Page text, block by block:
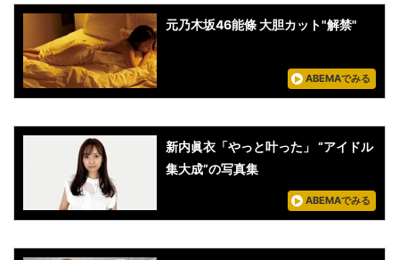
元乃木坂46能條 大胆カット"解禁"
ABEMAでみる
新内眞衣「やっと叶った」 “アイドル
集大成”の写真集
ABEMAでみる